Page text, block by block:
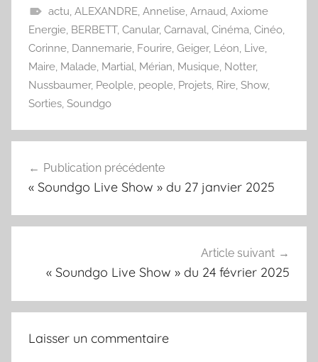
actu, ALEXANDRE, Annelise, Arnaud, Axiome
Energie, BERBETT, Canular, Carnaval, Cinéma, Cinéo,
Corinne, Dannemarie, Fourire, Geiger, Léon, Live,
Maire, Malade, Martial, Mérian, Musique, Notter,
Nussbaumer, Peolple, people, Projets, Rire, Show,
Sorties, Soundgo
Publication précédente
« Soundgo Live Show » du 27 janvier 2025
Article suivant
« Soundgo Live Show » du 24 février 2025
Laisser un commentaire